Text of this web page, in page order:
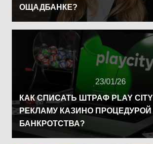
ОЩАДБАНКЕ?
23/01/26
КАК СПИСАТЬ ШТРАФ PLAY
РЕКЛАМУ КАЗИНО ПРОЦЕДУРОЙ
БАНКРОТСТВА?